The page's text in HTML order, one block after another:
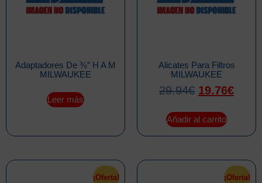
Adaptadores De ⅜″ H A M
MILWAUKEE
Leer más
Alicates Para Filtros
MILWAUKEE
29.94€ 19.76€
Añadir al carrito
¡Oferta! ¡Oferta!